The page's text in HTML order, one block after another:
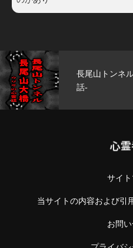
長尾山トンネル
心
サイ
当サイトの内容および引
お問